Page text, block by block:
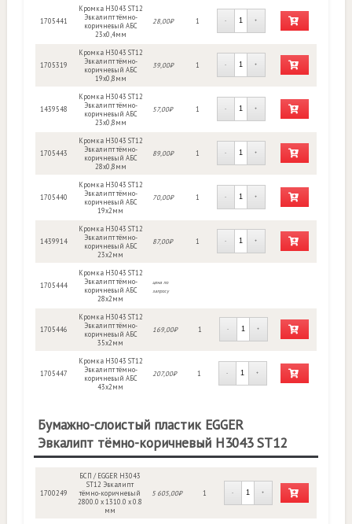
1705441
Кромка H3043 ST12
Эвкалипт тёмно-
коричневый АБС
23х0,4мм
28,00₽ 1 - +
1705319
Кромка H3043 ST12
Эвкалипт тёмно-
коричневый АБС
19х0,8мм
39,00₽ 1 - +
1439548
Кромка H3043 ST12
Эвкалипт тёмно-
коричневый АБС
23х0,8мм
57,00₽ 1 - +
1705443
Кромка H3043 ST12
Эвкалипт тёмно-
коричневый АБС
28х0,8мм
89,00₽ 1 - +
1705440
Кромка H3043 ST12
Эвкалипт тёмно-
коричневый АБС
19х2мм
70,00₽ 1 - +
1439914
Кромка H3043 ST12
Эвкалипт тёмно-
коричневый АБС
23х2мм
87,00₽ 1 - +
1705444
Кромка H3043 ST12
Эвкалипт тёмно-
коричневый АБС
28х2мм
цена по
запросу
1705446
Кромка H3043 ST12
Эвкалипт тёмно-
коричневый АБС
35х2мм
169,00₽ 1 - +
1705447
Кромка H3043 ST12
Эвкалипт тёмно-
коричневый АБС
43х2мм
207,00₽ 1 - +
Бумажно-слоистый пластик EGGER
Эвкалипт тёмно-коричневый H3043 ST12
1700249
БСП / EGGER H3043
ST12 Эвкалипт
тёмно-коричневый
2800.0 x 1310.0 x 0.8
мм
5 605,00₽ 1 - +